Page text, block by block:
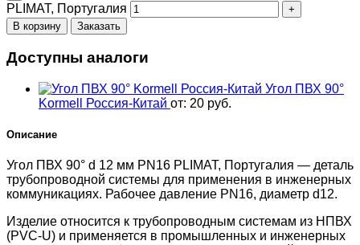
PLIMAT, Португалия
В корзину Заказать
Доступны аналоги
Угол ПВХ 90°
Kormell Россия-Китай от: 20 руб.
Описание
Угол ПВХ 90° d 12 мм PN16 PLIMAT, Португалия — деталь
трубопроводной системы для применения в инженерных
коммуникациях. Рабочее давление PN16, диаметр d12.
Изделие относится к трубопроводным системам из НПВХ
(PVC-U) и применяется в промышленных и инженерных